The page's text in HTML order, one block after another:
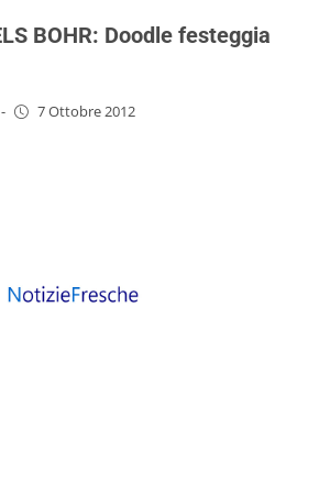
BOHR: Doodle festeggia
- 7 Ottobre 2012